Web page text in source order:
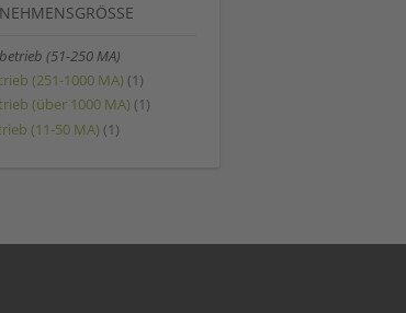
(51-250 MA)
(251-1000 MA) (1)
(über 1000 MA) (1)
(11-50 MA) (1)